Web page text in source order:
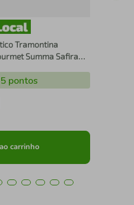
Tramontina
Summa Safira
pontos
carrinho